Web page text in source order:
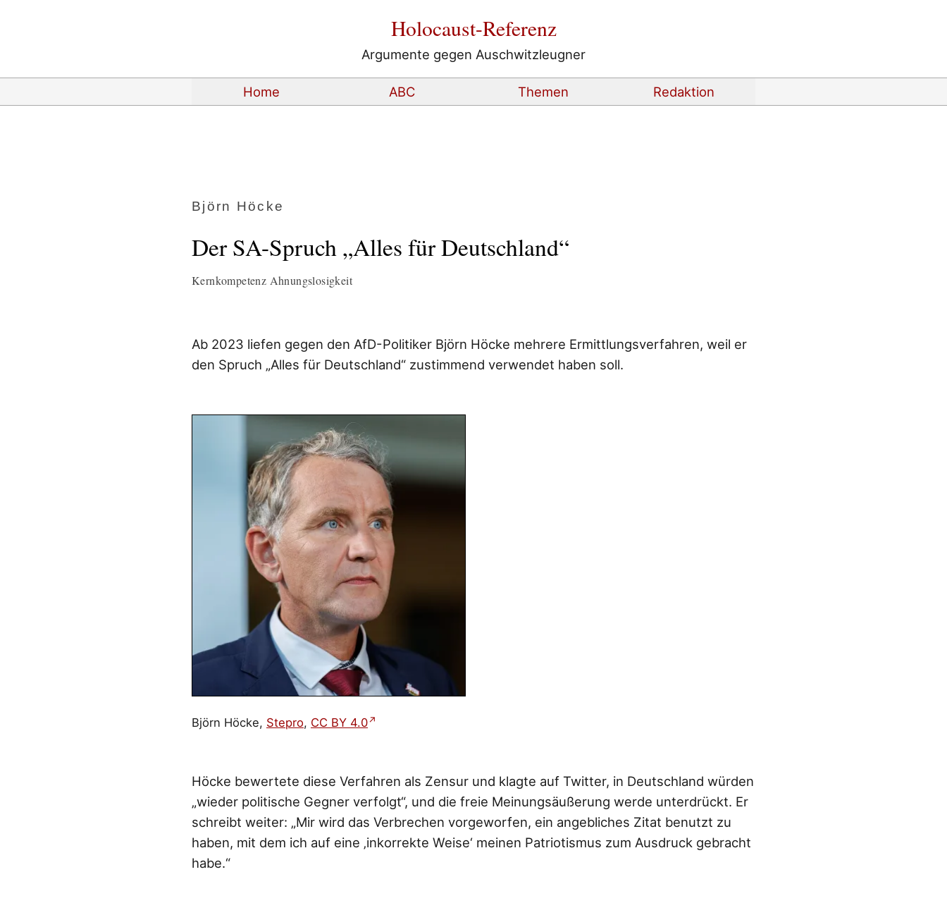
Holocaust-Referenz
Argumente gegen Auschwitzleugner
Home ABC Themen Redaktion
Björn Höcke
Der SA-Spruch „Alles für Deutschland“
Kernkompetenz Ahnungslosigkeit
Ab 2023 liefen gegen den AfD-Politiker Björn Höcke mehrere Ermittlungsverfahren, weil er
den Spruch „Alles für Deutschland“ zustimmend verwendet haben soll.
Björn Höcke, Stepro, CC BY 4.0
Höcke bewertete diese Verfahren als Zensur und klagte auf Twitter, in Deutschland würden
„wieder politische Gegner verfolgt“, und die freie Meinungsäußerung werde unterdrückt. Er
schreibt weiter: „Mir wird das Verbrechen vorgeworfen, ein angebliches Zitat benutzt zu
haben, mit dem ich auf eine ‚inkorrekte Weise‘ meinen Patriotismus zum Ausdruck gebracht
habe.“